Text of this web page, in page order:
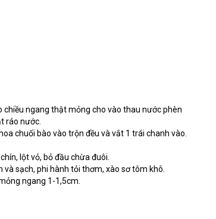
chiều ngang thật mỏng cho vào thau nước phèn
ráo nước.
chuối bào vào trộn đều và vắt 1 trái chanh vào.
lột vỏ, bỏ đầu chừa đuôi.
sạch, phi hành tỏi thơm, xào sơ tôm khô.
ngang 1-1,5cm.